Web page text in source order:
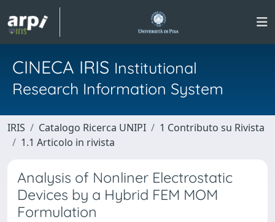
CINECA IRIS Institutional
Research Information System
IRIS Catalogo Ricerca UNIPI
1 Contributo su Rivista
1.1 Articolo in rivista
Analysis of Nonliner Electrostatic
Devices by a Hybrid FEM MOM
Formulation